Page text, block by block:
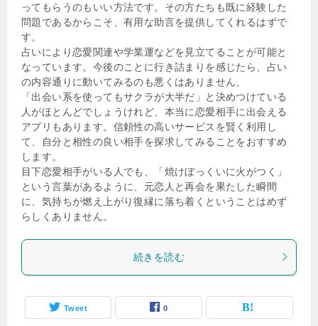
ってもらうのもいい方法です。その方たちも既に経験した
問題であるからこそ、有用な助言を提供してくれるはずで
す。
占いにより恋愛関連や学業運などを見立てることが可能と
なっています。今後のことに行き詰まりを感じたら、占い
の内容通りに動いてみるのも悪くはありません、
「出会い系を使ってもサクラが大半だ」と決めつけている
人がほとんどでしょうけれど、本当に恋愛相手に出会える
アプリもあります。信頼性の高いサービスを賢く利用し
て、自分と相性の良い相手を探求してみることをおすすめ
します。
目下恋愛相手がいる人でも、「焼けぼっくいに火がつく」
という言葉があるように、元恋人と再会を果たした瞬間
に、気持ちが燃え上がり復縁に落ち着くということはめず
らしくありません。
続きを読む
Tweet 0